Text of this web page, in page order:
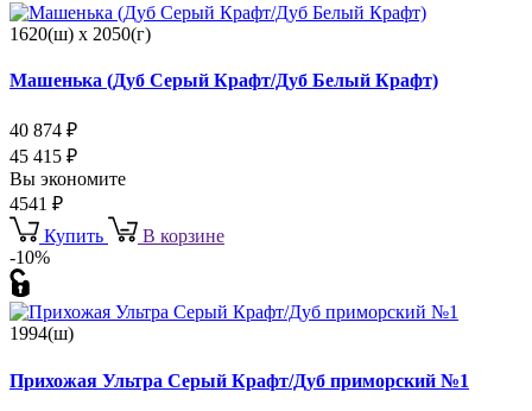
1620(ш) x 2050(г)
Машенька (Дуб Серый Крафт/Дуб Белый Крафт)
40 874 ₽
45 415 ₽
Вы экономите
4541 ₽
Купить
В корзине
-10%
1994(ш)
Прихожая Ультра Серый Крафт/Дуб приморский №1